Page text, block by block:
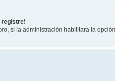
registre!
si la administración habilitara la